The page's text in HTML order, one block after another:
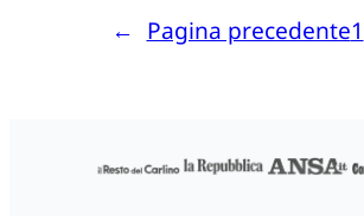
← Pagina precedente1